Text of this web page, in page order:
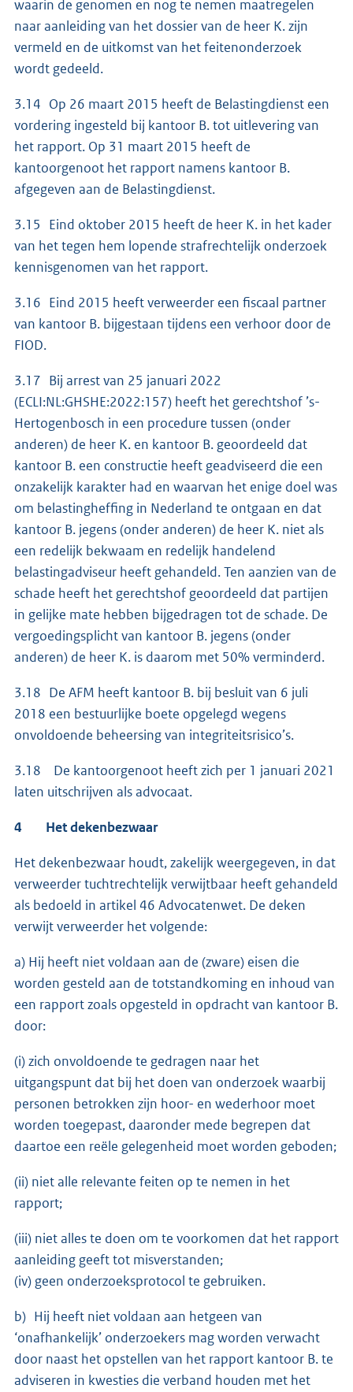
waarin de genomen en nog te nemen maatregelen
naar aanleiding van het dossier van de heer K. zijn
vermeld en de uitkomst van het feitenonderzoek
wordt gedeeld.
3.14 Op 26 maart 2015 heeft de Belastingdienst een
vordering ingesteld bij kantoor B. tot uitlevering van
het rapport. Op 31 maart 2015 heeft de
kantoorgenoot het rapport namens kantoor B.
afgegeven aan de Belastingdienst.
3.15 Eind oktober 2015 heeft de heer K. in het kader
van het tegen hem lopende strafrechtelijk onderzoek
kennisgenomen van het rapport.
3.16 Eind 2015 heeft verweerder een fiscaal partner
van kantoor B. bijgestaan tijdens een verhoor door de
FIOD.
3.17 Bij arrest van 25 januari 2022
(ECLI:NL:GHSHE:2022:157) heeft het gerechtshof ’s-
Hertogenbosch in een procedure tussen (onder
anderen) de heer K. en kantoor B. geoordeeld dat
kantoor B. een constructie heeft geadviseerd die een
onzakelijk karakter had en waarvan het enige doel was
om belastingheffing in Nederland te ontgaan en dat
kantoor B. jegens (onder anderen) de heer K. niet als
een redelijk bekwaam en redelijk handelend
belastingadviseur heeft gehandeld. Ten aanzien van de
schade heeft het gerechtshof geoordeeld dat partijen
in gelijke mate hebben bijgedragen tot de schade. De
vergoedingsplicht van kantoor B. jegens (onder
anderen) de heer K. is daarom met 50% verminderd.
3.18 De AFM heeft kantoor B. bij besluit van 6 juli
2018 een bestuurlijke boete opgelegd wegens
onvoldoende beheersing van integriteitsrisico’s.
3.18 De kantoorgenoot heeft zich per 1 januari 2021
laten uitschrijven als advocaat.
4 Het dekenbezwaar
Het dekenbezwaar houdt, zakelijk weergegeven, in dat
verweerder tuchtrechtelijk verwijtbaar heeft gehandeld
als bedoeld in artikel 46 Advocatenwet. De deken
verwijt verweerder het volgende:
a) Hij heeft niet voldaan aan de (zware) eisen die
worden gesteld aan de totstandkoming en inhoud van
een rapport zoals opgesteld in opdracht van kantoor B.
door:
(i) zich onvoldoende te gedragen naar het
uitgangspunt dat bij het doen van onderzoek waarbij
personen betrokken zijn hoor- en wederhoor moet
worden toegepast, daaronder mede begrepen dat
daartoe een reële gelegenheid moet worden geboden;
(ii) niet alle relevante feiten op te nemen in het
rapport;
(iii) niet alles te doen om te voorkomen dat het rapport
aanleiding geeft tot misverstanden;
(iv) geen onderzoeksprotocol te gebruiken.
b) Hij heeft niet voldaan aan hetgeen van
‘onafhankelijk’ onderzoekers mag worden verwacht
door naast het opstellen van het rapport kantoor B. te
adviseren in kwesties die verband houden met het